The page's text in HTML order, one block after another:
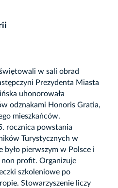
w sali obrad
Prezydenta Miasta
uhonorowała
odznakami Honoris Gratia,
mieszkańców.
rocznica powstania
Turystycznych w
było pierwszym w Polsce i
non profit. Organizuje
szkoleniowe po
Stowarzyszenie liczy